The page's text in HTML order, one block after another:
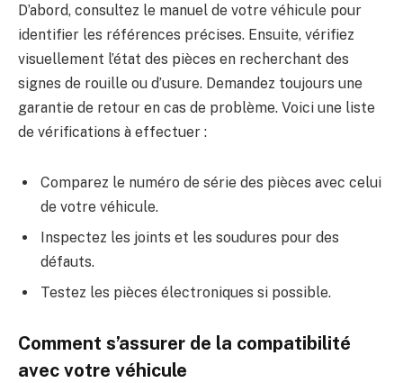
D’abord, consultez le manuel de votre véhicule pour
identifier les références précises. Ensuite, vérifiez
visuellement l’état des pièces en recherchant des
signes de rouille ou d’usure. Demandez toujours une
garantie de retour en cas de problème. Voici une liste
de vérifications à effectuer :
Comparez le numéro de série des pièces avec celui
de votre véhicule.
Inspectez les joints et les soudures pour des
défauts.
Testez les pièces électroniques si possible.
Comment s’assurer de la compatibilité
avec votre véhicule